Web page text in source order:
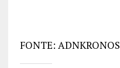
FONTE: ADNKRONOS